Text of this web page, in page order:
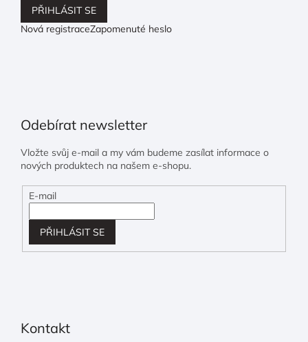
PŘIHLÁSIT SE
Nová registraceZapomenuté heslo
Odebírat newsletter
Vložte svůj e-mail a my vám budeme zasílat informace o
nových produktech na našem e-shopu.
E-mail
PŘIHLÁSIT SE
Kontakt